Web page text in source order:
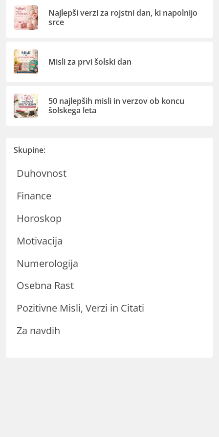
Najlepši verzi za rojstni dan, ki napolnijo
srce
Misli za prvi šolski dan
50 najlepših misli in verzov ob koncu
šolskega leta
Skupine:
Duhovnost
Finance
Horoskop
Motivacija
Numerologija
Osebna Rast
Pozitivne Misli, Verzi in Citati
Za navdih